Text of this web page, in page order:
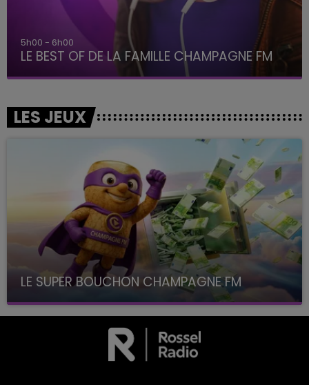
5h00 - 6h00
LE BEST OF DE LA FAMILLE CHAMPAGNE FM
LES JEUX
LE SUPER BOUCHON CHAMPAGNE FM
avec La Famille Champagne FM, à 8H10